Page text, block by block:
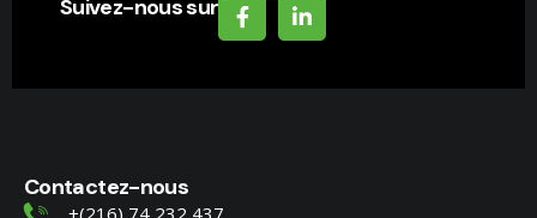
Suivez-nous sur
Contactez-nous
+(216) 74 232 437